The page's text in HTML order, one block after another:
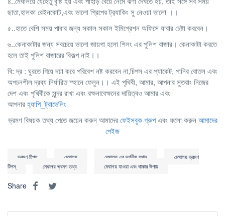
ছাতা,হালকা রেইনকোট,এবং ভালো গ্রিপের ট্র‍্যাকিং সু নেওয়া ভালো ।।
৫..হাতে বেশি সময় পাবার জন্য সকাল সকাল ইমিগ্রেশন অফিসে যাবার চেষ্টা করবেন।
৬..কেনাকাটার জন্য সবচেয়ে ভালো জায়গা হলো শিলং এর পুলিশ বাজার। কেনাকাটা করতে
হলে তাই পুলিশ বাজারের বিকল্প নাই।।
বি: দ্র : ঘুরতে গিয়ে দয়া করে পরিবেশ নষ্ট করবেন না,চিপস এর প্যাকেট, পানির বোতল এবং
অপচনশীল দ্রব্য নির্ধারিত স্হানে ফেলুন।। এই পৃথিবী, আমার, আপনার সুতরাং নিজের
দেশ এবং পৃথিবীকে সুন্দর রাখা এবং রক্ষনাবেক্ষনের দায়িত্বও আমার এবং
আপনারহ্যাপি_ট্রাভেলিং
ভ্রমণ বিষয়ক তথ্য পেতে জয়েন করুন আমাদেরফেইসবুক গ্রুপএবং ফলো করুনআমাদের
পেইজ
ভ্রমণ টিপস্ মেঘালয় মেঘালয় এর দর্শনীয় স্থান
মেঘালয় ভ্রমণ
টিপস্‌
মেঘালয় ভ্রমণ তথ্য মেঘালয় যাওয়া এবং থাকার উপায়
Share